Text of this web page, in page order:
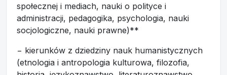
społecznej i mediach, nauki o polityce i
administracji, pedagogika, psychologia, nauki
socjologiczne, nauki prawne)**
− kierunków z dziedziny nauk humanistycznych
(etnologia i antropologia kulturowa, filozofia,